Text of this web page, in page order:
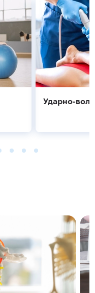
Ударно-
Подробнее